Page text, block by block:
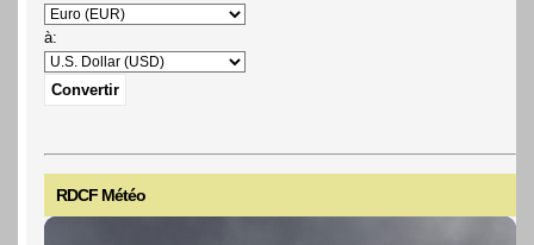
à:
RDCF Météo